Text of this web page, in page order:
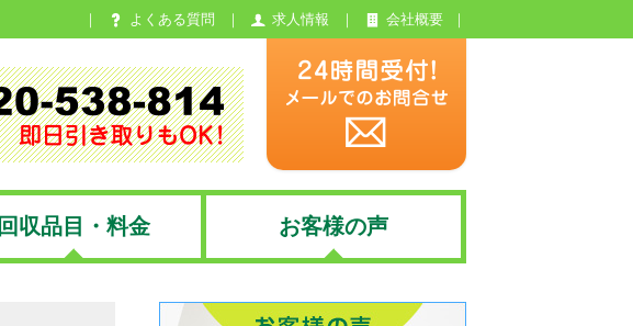
よくある質問 求人情報 会社概要
回収品目・料金 お客様の声